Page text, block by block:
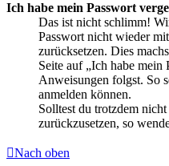
Ich habe mein Passwort
Das ist nicht schlimm!
Passwort nicht wieder
zurücksetzen. Dies
Seite auf „Ich habe mein
Anweisungen folgst. So
anmelden können.
Solltest du trotzdem
zurückzusetzen, so
Nach oben